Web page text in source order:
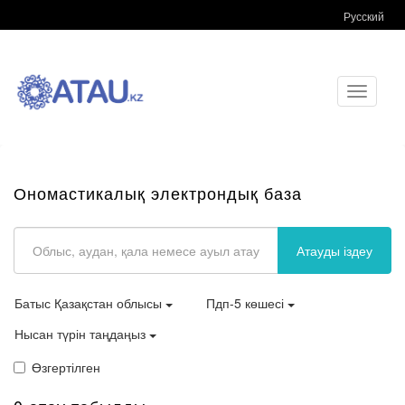
Русский
Toggle
Ономастикалық электрондық база
Атауды іздеу
Батыс Қазақстан облысы
Пдп-5 көшесі
Нысан түрін таңдаңыз
Өзгертілген